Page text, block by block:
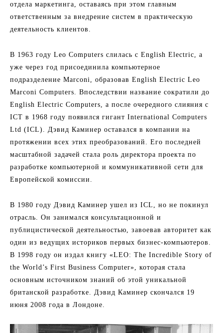
отдела маркетинга, оставаясь при этом главным
ответственным за внедрение систем в практическую
деятельность клиентов.
В 1963 году Leo Computers слилась с English Electric, а
уже через год присоединила компьютерное
подразделение Marconi, образовав English Electric Leo
Marconi Computers. Впоследствии название сократили до
English Electric Computers, а после очередного слияния с
ICT в 1968 году появился гигант International Computers
Ltd (ICL). Дэвид Каминер оставался в компании на
протяжении всех этих преобразований. Его последней
масштабной задачей стала роль директора проекта по
разработке компьютерной и коммуникативной сети для
Европейской комиссии.
В 1980 году Дэвид Каминер ушел из ICL, но не покинул
отрасль. Он занимался консультационной и
публицистической деятельностью, завоевав авторитет как
один из ведущих историков первых бизнес-компьютеров.
В 1998 году он издал книгу «LEO: The Incredible Story of
the World’s First Business Computer», которая стала
основным источником знаний об этой уникальной
британской разработке. Дэвид Каминер скончался 19
июня 2008 года в Лондоне.